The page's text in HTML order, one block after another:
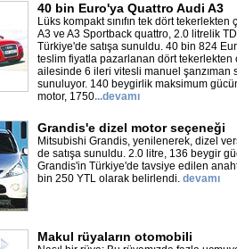
40 bin Euro'ya Quattro Audi A3
Lüks kompakt sınıfın tek dört
A3 ve A3 Sportback quattro, 2.0 litrelik
Türkiye'de satışa sunuldu. 40 bin 824
teslim fiyatla pazarlanan dört tekerlekten
ailesinde 6 ileri vitesli manuel şanzıman
sunuluyor. 140 beygirlik maksimum
motor, 1750...devamı
Grandis'e dizel motor seçeneği
Mitsubishi Grandis, yenilenerek, dizel
de satışa sunuldu. 2.0 litre, 136 beygir
Grandis'in Türkiye'de tavsiye edilen
bin 250 YTL olarak belirlendi. devamı
Makul rüyaların otomobili